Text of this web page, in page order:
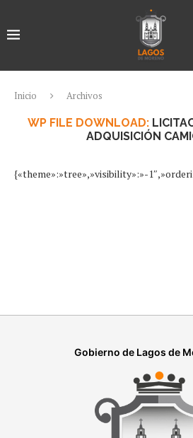
Inicio Archivos
WP FILE DOWNLOAD:
ADQUISICIÓN
{«theme»:»tree»,»visibility»:»-
Gobierno de Lagos de